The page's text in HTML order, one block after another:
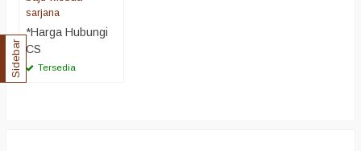
sarjana
*Harga Hubungi
CS
Tersedia
Sidebar